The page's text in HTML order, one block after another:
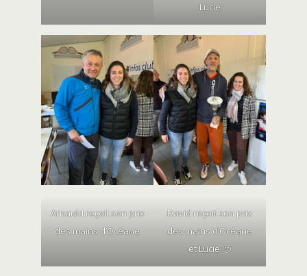
Lucie
Arnauld reçoit son prix
des mains d’Océane
David reçoit son prix
des mains d’Océane
et Lucie 🙂